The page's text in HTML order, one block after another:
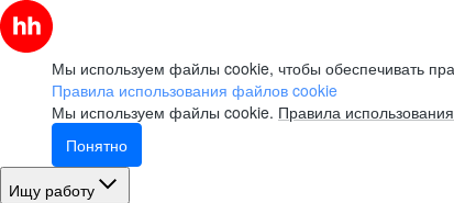
Мы используем файлы cookie, чтобы обеспечивать
Правила использования файлов cookie
Мы используем файлы cookie. Правила
Понятно
Ищу работу